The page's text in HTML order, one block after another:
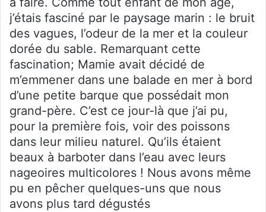
j’étais fasciné par le paysage marin : le bruit
des vagues, l’odeur de la mer et la couleur
dorée du sable. Remarquant cette
fascination; Mamie avait décidé de
m’emmener dans une balade en mer à bord
d’une petite barque que possédait mon
grand-père. C’est ce jour-là que j’ai pu,
pour la première fois, voir des poissons
dans leur milieu naturel. Qu’ils étaient
beaux à barboter dans l’eau avec leurs
nageoires multicolores ! Nous avons même
pu en pêcher quelques-uns que nous
avons plus tard dégustés